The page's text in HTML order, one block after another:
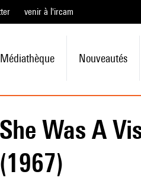
venir à l'ircam
Médiathèque Nouveautés
She Was A
(1967)